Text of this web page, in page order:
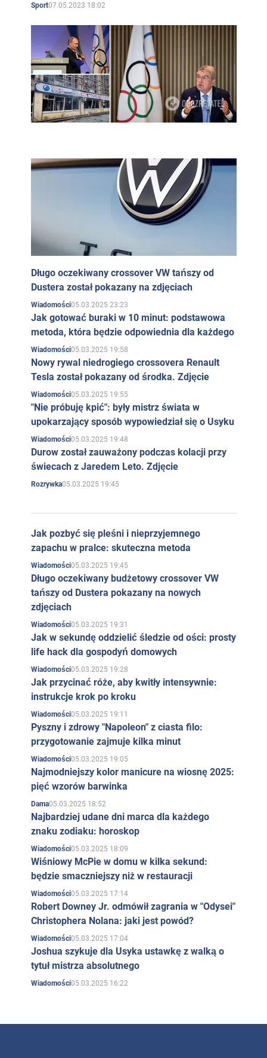
Sport07.05.2023 18:02
Długo oczekiwany crossover VW tańszy od
Dustera został pokazany na zdjęciach
Wiadomości05.03.2025 23:23
Jak gotować buraki w 10 minut: podstawowa
metoda, która będzie odpowiednia dla każdego
Wiadomości05.03.2025 19:58
Nowy rywal niedrogiego crossovera Renault
Tesla został pokazany od środka. Zdjęcie
Wiadomości05.03.2025 19:55
"Nie próbuję kpić": były mistrz świata w
upokarzający sposób wypowiedział się o Usyku
Wiadomości05.03.2025 19:48
Durow został zauważony podczas kolacji przy
świecach z Jaredem Leto. Zdjęcie
Rozrywka05.03.2025 19:45
Jak pozbyć się pleśni i nieprzyjemnego
zapachu w pralce: skuteczna metoda
Wiadomości05.03.2025 19:45
Długo oczekiwany budżetowy crossover VW
tańszy od Dustera pokazany na nowych
zdjęciach
Wiadomości05.03.2025 19:31
Jak w sekundę oddzielić śledzie od ości: prosty
life hack dla gospodyń domowych
Wiadomości05.03.2025 19:28
Jak przycinać róże, aby kwitły intensywnie:
instrukcje krok po kroku
Wiadomości05.03.2025 19:11
Pyszny i zdrowy "Napoleon" z ciasta filo:
przygotowanie zajmuje kilka minut
Wiadomości05.03.2025 19:05
Najmodniejszy kolor manicure na wiosnę 2025:
pięć wzorów barwinka
Dama05.03.2025 18:52
Najbardziej udane dni marca dla każdego
znaku zodiaku: horoskop
Wiadomości05.03.2025 18:09
Wiśniowy McPie w domu w kilka sekund:
będzie smaczniejszy niż w restauracji
Wiadomości05.03.2025 17:14
Robert Downey Jr. odmówił zagrania w "Odysei"
Christophera Nolana: jaki jest powód?
Wiadomości05.03.2025 17:04
Joshua szykuje dla Usyka ustawkę z walką o
tytuł mistrza absolutnego
Wiadomości05.03.2025 16:22